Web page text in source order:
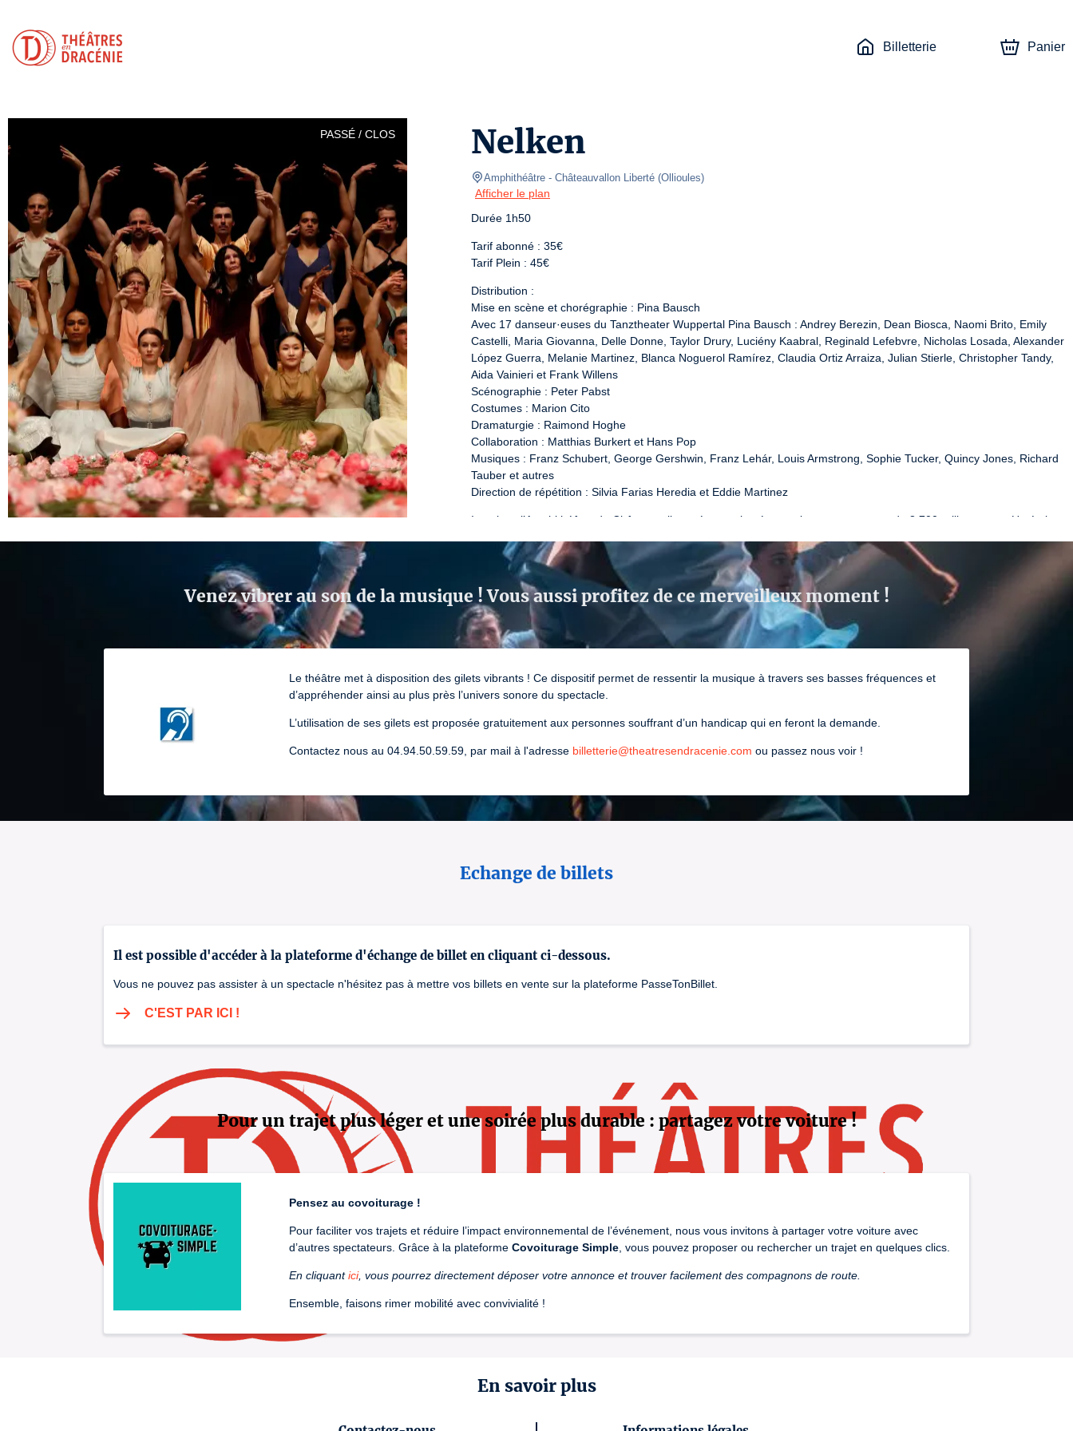
Billetterie Panier
PASSÉ / CLOS Nelken
Amphithéâtre - Châteauvallon Liberté (Ollioules)
Afficher le plan
Durée 1h50
Tarif abonné : 35€
Tarif Plein : 45€
Distribution :
Mise en scène et chorégraphie : Pina Bausch
Avec 17 danseur·euses du Tanztheater Wuppertal Pina Bausch : Andrey Berezin, Dean Biosca, Naomi Brito, Emily
Castelli, Maria Giovanna, Delle Donne, Taylor Drury, Luciény Kaabral, Reginald Lefebvre, Nicholas Losada, Alexander
López Guerra, Melanie Martinez, Blanca Noguerol Ramírez, Claudia Ortiz Arraiza, Julian Stierle, Christopher Tandy,
Aida Vainieri et Frank Willens
Scénographie : Peter Pabst
Costumes : Marion Cito
Dramaturgie : Raimond Hoghe
Collaboration : Matthias Burkert et Hans Pop
Musiques : Franz Schubert, George Gershwin, Franz Lehár, Louis Armstrong, Sophie Tucker, Quincy Jones, Richard
Tauber et autres
Direction de répétition : Silvia Farias Heredia et Eddie Martinez
Imaginez l’Amphithéâtre de Châteauvallon métamorphosé en un immense parterre de 8 700 œillets roses. Un écrin
conjuguent dans une fresque d’une puissance visuelle et émotionnelle inégalée. Venez (re)découvrir Nelken, un
rendez-vous exceptionnel dont notre partenaire le Châteauvallon-Liberté accueille les seules dates françaises ! Plus
qu’une pièce, un jalon essentiel de l’histoire de la danse contemporaine, Nelken reste l’une des créations les plus
marquantes de Pina Bausch. La chorégraphe allemande y invente un langage unique où une vingtaine de
danseur·ses virtuoses de son célèbre ballet, le Tanztheater Wuppertal, dansent sur un champ de milliers
d’oeillets.Avec panache, elles et ils interprètent une partition de gestes simples inspirés du quotidien : un baiser, une
parade, un souvenir d’enfance... Des petits riens dansés ou joués avec ironie, et qui soulèvent avec justesse la
humanité de chaque instant.
Venez vibrer au son de la musique ! Vous aussi profitez de ce merveilleux moment !
Le théâtre met à disposition des gilets vibrants ! Ce dispositif permet de ressentir la musique à travers ses basses fréquences et
d’appréhender ainsi au plus près l’univers sonore du spectacle.
L’utilisation de ses gilets est proposée gratuitement aux personnes souffrant d’un handicap qui en feront la demande.
Contactez nous au 04.94.50.59.59, par mail à l'adresse billetterie@theatresendracenie.com ou passez nous voir !
Echange de billets
Il est possible d'accéder à la plateforme d'échange de billet en cliquant ci-dessous.
Vous ne pouvez pas assister à un spectacle n'hésitez pas à mettre vos billets en vente sur la plateforme PasseTonBillet.
C'EST PAR ICI !
Pour un trajet plus léger et une soirée plus durable : partagez votre voiture !
Pensez au covoiturage !
Pour faciliter vos trajets et réduire l’impact environnemental de l’événement, nous vous invitons à partager votre voiture avec
d’autres spectateurs. Grâce à la plateforme Covoiturage Simple , vous pouvez proposer ou rechercher un trajet en quelques clics.
En cliquantici, vous pourrez directement déposer votre annonce et trouver facilement des compagnons de route.
Ensemble, faisons rimer mobilité avec convivialité !
En savoir plus